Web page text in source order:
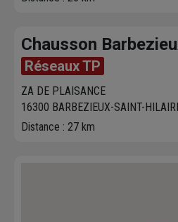
Chausson
Réseaux TP
ZA DE PLAISANCE
16300 BARBEZIEUX-SAINT-
Distance : 27 km